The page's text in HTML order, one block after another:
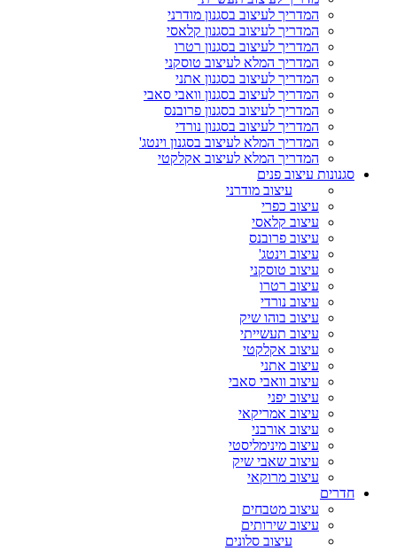
המדריך לעיצוב בסגנון מודרני
המדריך לעיצוב בסגנון קלאסי
המדריך לעיצוב בסגנון רטרו
המדריך המלא לעיצוב טוסקני
המדריך לעיצוב בסגנון אתני
המדריך לעיצוב בסגנון וואבי סאבי
המדריך לעיצוב בסגנון פרובנס
המדריך לעיצוב בסגנון נורדי
המדריך המלא לעיצוב בסגנון וינטג'
המדריך המלא לעיצוב אקלקטי
סגנונות עיצוב פנים
עיצוב מודרני
עיצוב כפרי
עיצוב קלאסי
עיצוב פרובנס
עיצוב וינטג'
עיצוב טוסקני
עיצוב רטרו
עיצוב נורדי
עיצוב בוהו שיק
עיצוב תעשייתי
עיצוב אקלקטי
עיצוב אתני
עיצוב וואבי סאבי
עיצוב יפני
עיצוב אמריקאי
עיצוב אורבני
עיצוב מינימליסטי
עיצוב שאבי שיק
עיצוב מרוקאי
חדרים
עיצוב מטבחים
עיצוב שירותים
עיצוב סלונים